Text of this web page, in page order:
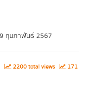
กุมภาพันธ์ 2567
2200 total views
171